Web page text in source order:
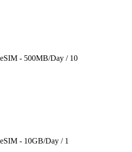
- 500MB/Day / 10
- 10GB/Day / 1